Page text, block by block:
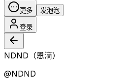
更多 发泡泡
登录
NDND（恩滴）
@NDND